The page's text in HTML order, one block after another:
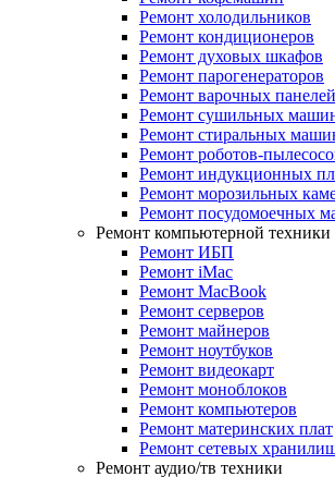
Ремонт холодильников
Ремонт кондиционеров
Ремонт духовых шкафов
Ремонт парогенераторов
Ремонт варочных панелей
Ремонт сушильных
Ремонт стиральных
Ремонт роботов-
Ремонт индукционных
Ремонт морозильных
Ремонт посудомоечных
Ремонт компьютерной техники
Ремонт ИБП
Ремонт iMac
Ремонт MacBook
Ремонт серверов
Ремонт майнеров
Ремонт ноутбуков
Ремонт видеокарт
Ремонт моноблоков
Ремонт компьютеров
Ремонт материнских плат
Ремонт сетевых
Ремонт аудио/тв техники